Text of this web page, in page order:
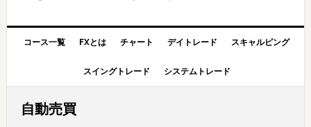
コース一覧 FXとは チャート デイトレード スキャルピング
スイングトレード システムトレード
自動売買